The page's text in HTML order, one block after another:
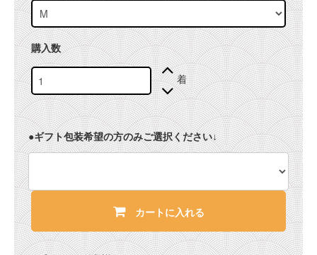
購入数
着
●ギフト包装希望の方のみご選択ください↓
カートに入れる